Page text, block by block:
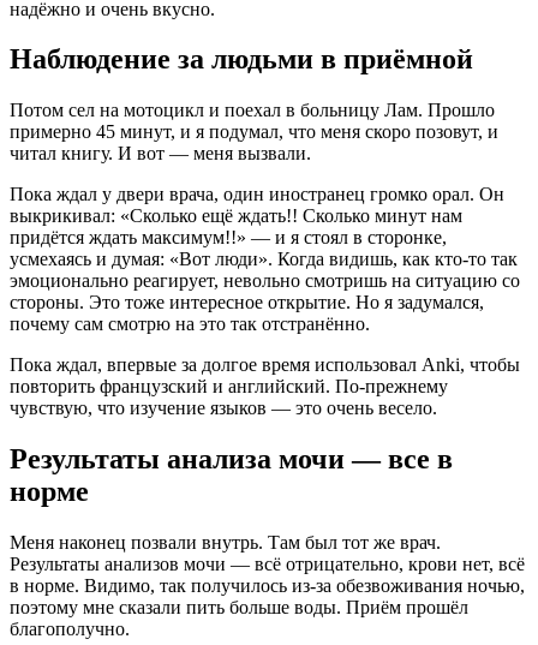
надёжно и очень вкусно.
Наблюдение за людьми в приёмной
Потом сел на мотоцикл и поехал в больницу Лам. Прошло
примерно 45 минут, и я подумал, что меня скоро позовут, и
читал книгу. И вот — меня вызвали.
Пока ждал у двери врача, один иностранец громко орал. Он
выкрикивал: «Сколько ещё ждать!! Сколько минут нам
придётся ждать максимум!!» — и я стоял в сторонке,
усмехаясь и думая: «Вот люди». Когда видишь, как кто‑то так
эмоционально реагирует, невольно смотришь на ситуацию со
стороны. Это тоже интересное открытие. Но я задумался,
почему сам смотрю на это так отстранённо.
Пока ждал, впервые за долгое время использовал Anki, чтобы
повторить французский и английский. По‑прежнему
чувствую, что изучение языков — это очень весело.
Результаты анализа мочи — все в
норме
Меня наконец позвали внутрь. Там был тот же врач.
Результаты анализов мочи — всё отрицательно, крови нет, всё
в норме. Видимо, так получилось из‑за обезвоживания ночью,
поэтому мне сказали пить больше воды. Приём прошёл
благополучно.